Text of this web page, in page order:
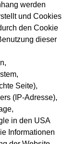
werden
und Cookies
den Cookie
dieser
Seite),
(IP-Adresse),
in den USA
Informationen